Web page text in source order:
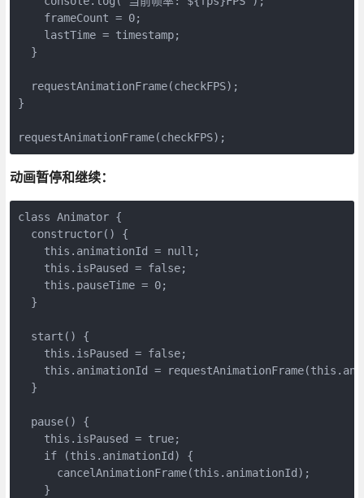
    frameCount = 0;
    lastTime = timestamp;
  }
  requestAnimationFrame(checkFPS);
}
requestAnimationFrame(checkFPS);
动画暂停和继续：
class Animator {
  constructor() {
    this.animationId = null;
    this.isPaused = false;
    this.pauseTime = 0;
  }
  start() {
    this.isPaused = false;
this.animationId =
  }
  pause() {
    this.isPaused = true;
    if (this.animationId) {
      cancelAnimationFrame(this.animationId);
    }